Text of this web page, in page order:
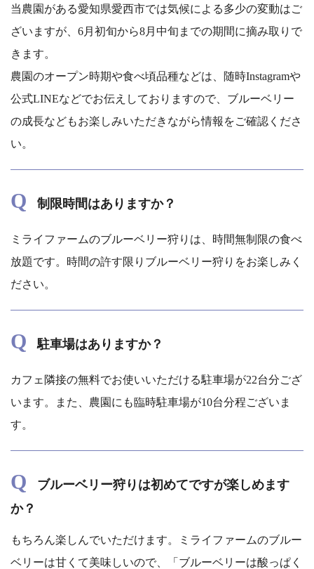
当農園がある愛知県愛西市では気候による多少の変動はご
ざいますが、6月初旬から8月中旬までの期間に摘み取りで
きます。
農園のオープン時期や食べ頃品種などは、随時Instagramや
公式LINEなどでお伝えしておりますので、ブルーベリー
の成長などもお楽しみいただきながら情報をご確認くださ
い。
Q 制限時間はありますか？
ミライファームのブルーベリー狩りは、時間無制限の食べ
放題です。時間の許す限りブルーベリー狩りをお楽しみく
ださい。
Q 駐車場はありますか？
カフェ隣接の無料でお使いいただける駐車場が22台分ござ
います。また、農園にも臨時駐車場が10台分程ございま
す。
Q
ブルーベリー狩りは初めてですが楽しめます
か？
もちろん楽しんでいただけます。ミライファームのブルー
ベリーは甘くて美味しいので、「ブルーベリーは酸っぱく